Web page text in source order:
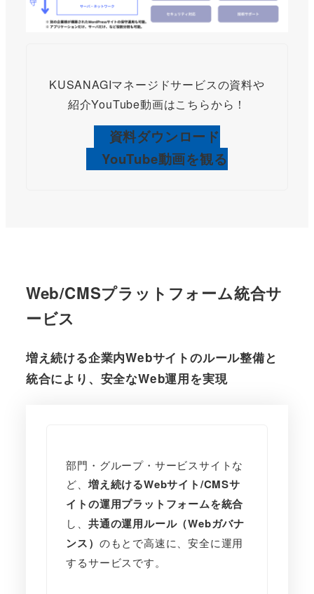
KUSANAGIマネージドサービスの資料や
紹介YouTube動画はこちらから！
資料ダウンロード
YouTube動画を観る
Web/CMSプラットフォーム統合サ
ービス
増え続ける企業内Webサイトのルール整備と
統合により、安全なWeb運用を実現
部門・グループ・サービスサイトな
ど、 増え続けるWebサイト/CMSサ
イトの運用プラットフォームを統合
し、 共通の運用ルール（Webガバナ
ンス） のもとで高速に、安全に運用
するサービスです。